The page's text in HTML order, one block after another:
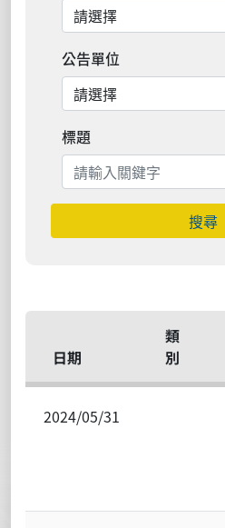
公告單位
標題
搜尋
日期
類
別
2024/05/31